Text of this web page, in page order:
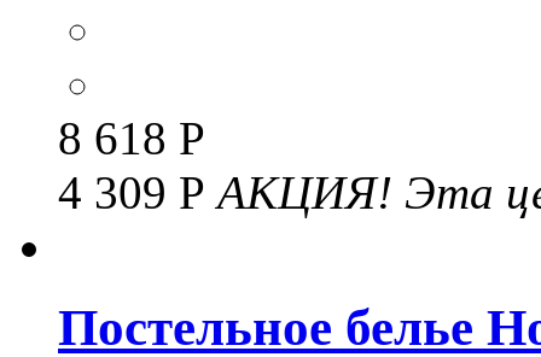
8 618 Р
4 309 РАКЦИЯ! Эта
Постельное белье